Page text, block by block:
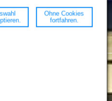
Ohne Cookies
fortfahren.